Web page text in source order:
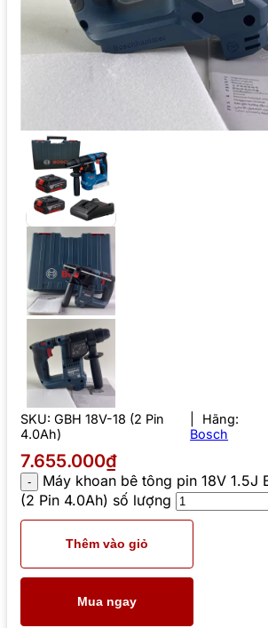
SKU: GBH 18V-18 (2 Pin
4.0Ah)
Hãng:
Bosch
7.655.000₫
Máy khoan bê tông pin 18V 1.5J
(2 Pin 4.0Ah) số lượng
Thêm vào giỏ
Mua ngay